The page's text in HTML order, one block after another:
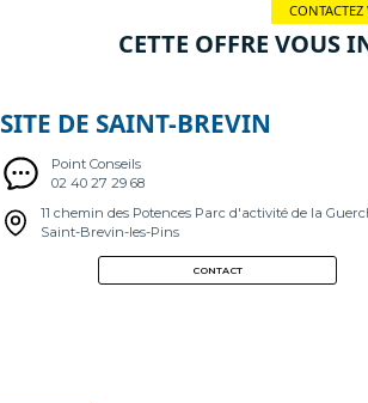
CETTE OFFRE VOUS
SITE DE SAINT-BREVIN
Point Conseils
02 40 27 29 68
11 chemin des Potences Parc d'activité de la
Saint-Brevin-les-Pins
CONTACT